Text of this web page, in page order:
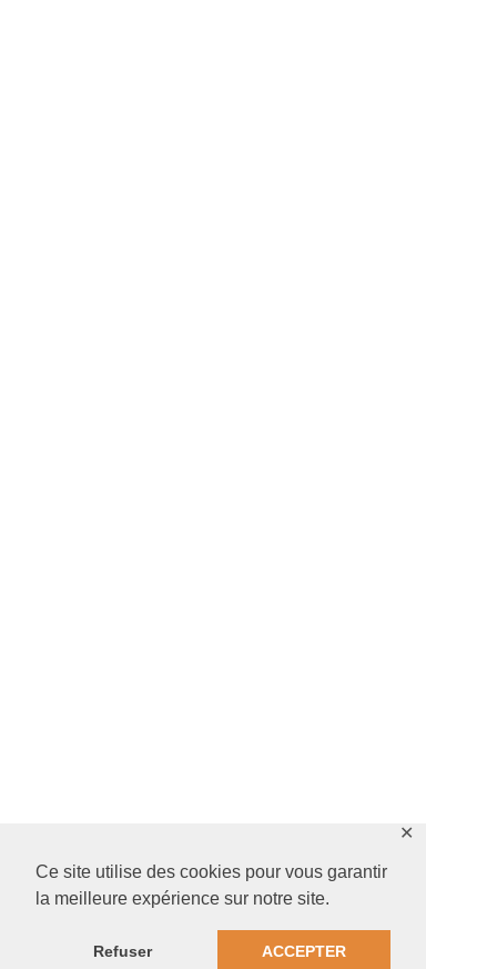
Ce site utilise des cookies pour vous garantir
la meilleure expérience sur notre site.
Refuser ACCEPTER
✕